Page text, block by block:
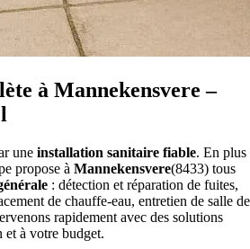
à Mannekensvere –
une installation sanitaire fiable. En plus
propose à Mannekensvere(8433) tous
: détection et réparation de fuites,
de chauffe-eau, entretien de salle de
rapidement avec des solutions
et à votre budget.